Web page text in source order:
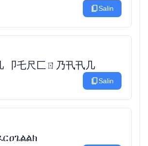
content_copySalin
卩乇尺匚ㄖ乃卂卂几
content_copySalin